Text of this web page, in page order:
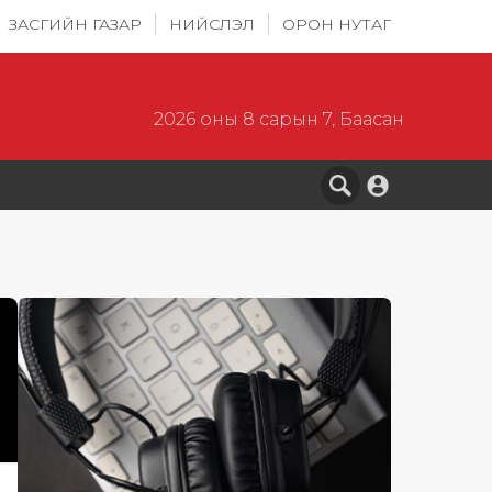
ЗАСГИЙН ГАЗАР НИЙСЛЭЛ ОРОН НУТАГ
2026 оны 8 сарын 7, Баасан